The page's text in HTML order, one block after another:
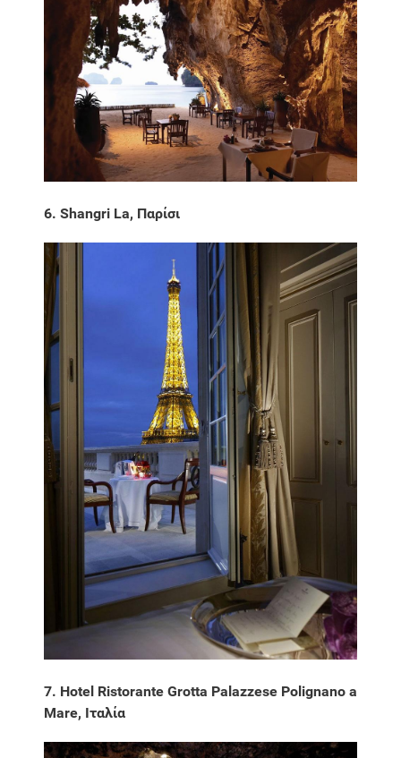
6. Shangri La, Παρίσι
7. Hotel Ristorante Grotta Palazzese Polignano a
Mare, Ιταλία